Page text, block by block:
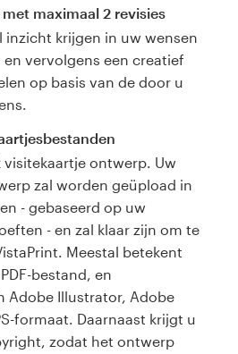
maximaal 2 revisies
inzicht krijgen in uw wensen
vervolgens een creatief
op basis van de door u
visitekaartje ontwerp. Uw
zal worden geüpload in
- gebaseerd op uw
- en zal klaar zijn om te
Meestal betekent
bestand, en
Adobe Illustrator, Adobe
formaat. Daarnaast krijgt u
zodat het ontwerp